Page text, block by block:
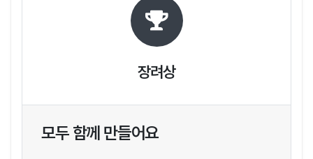
장려상
모두 함께 만들어요